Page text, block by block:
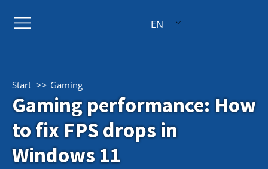
EN
Start Gaming
Gaming performance: How
to fix FPS drops in
Windows 11